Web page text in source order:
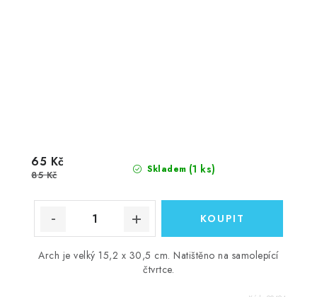
Skladem (1 ks)
65 Kč
85 Kč
Arch je velký 15,2 x 30,5 cm. Natištěno na samolepící
čtvrtce.